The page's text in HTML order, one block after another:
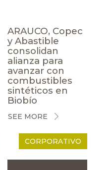
ARAUCO, Copec
y Abastible
consolidan
alianza para
avanzar con
combustibles
sintéticos en
Biobío
SEE MORE
CORPORATIVO